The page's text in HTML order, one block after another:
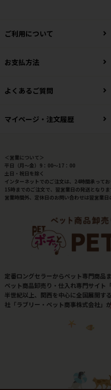
ご利用について
お支払方法
よくあるご質問
マイページ・注文履歴
＜営業について＞
平日（月～金）9：00～17：00
土日・祝日を除く
インターネットでのご注文は、24時間承ってお
15時までのご注文で、翌営業日の発送となりま
営業時間外、定休日のお問い合わせは翌営業日
定番ロングセラーからペット専門商品
ペット商品卸売り・仕入れ専門サイト
半世紀以上、関西を中心に全国展開す
社「ラブリー・ペット商事株式会社」